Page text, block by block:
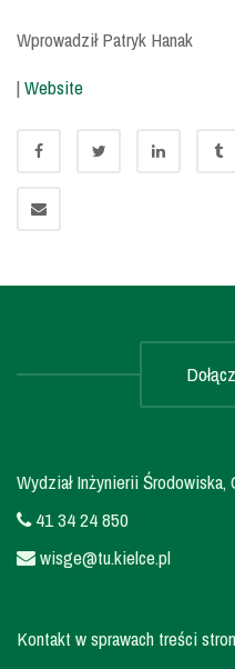
Wprowadził Patryk Hanak
| Website
Wydział Inżynierii
41 34 24 850
wisge@tu.kielce.pl
Kontakt w sprawach treści